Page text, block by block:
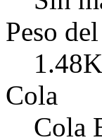
Peso
Cola
Cola